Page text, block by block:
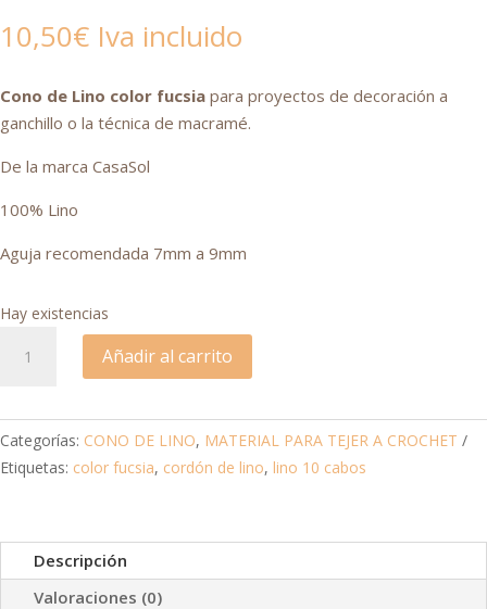
10,50€ Iva incluido
Cono de Lino color fucsia para proyectos de decoración a
ganchillo o la técnica de macramé.
De la marca CasaSol
100% Lino
Aguja recomendada 7mm a 9mm
Hay existencias
color
Fucsia
cantidad
Añadir al carrito
Categorías: CONO DE LINO, MATERIAL PARA TEJER A CROCHET
Etiquetas: color fucsia, cordón de lino, lino 10 cabos
Descripción
Valoraciones (0)